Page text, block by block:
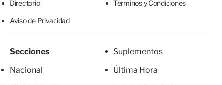
Directorio Términos y Condiciones
Aviso de Privacidad
Secciones
Nacional
Suplementos
Última Hora